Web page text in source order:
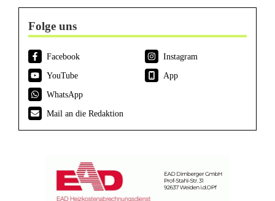
Folge uns
Facebook
Instagram
YouTube
App
WhatsApp
Mail an die Redaktion